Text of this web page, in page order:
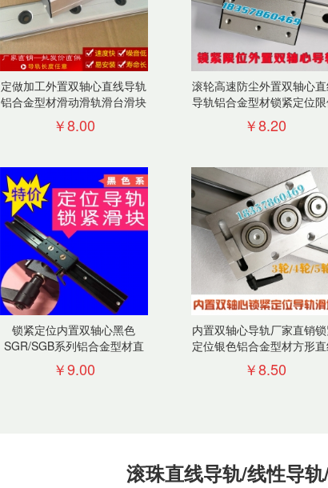
定做加工外置双轴心直线导轨
铝合金型材滑动滑轨滑台滑块
厂家直销
￥8.00
滚轮高速防尘外置双轴心
导轨铝合金型材锁紧定位
滑轨滑块
￥8.20
锁紧定位内置双轴心黑色
SGR/SGB系列铝合金型材直
线导轨滑块滑轨
￥9.00
内置双轴心导轨厂家直销
定位银色铝合金型材方形
滑轨滑块
￥8.50
滚珠直线导轨/线性导